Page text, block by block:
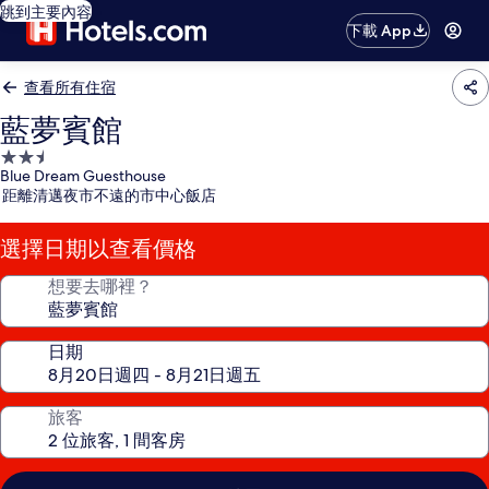
跳到主要內容
下載 App
查看所有住宿
藍夢賓館
2.5
星
級
住
宿
Blue Dream Guesthouse
距離清邁夜市不遠的市中心飯店
選擇日期以查看價格
想要去哪裡？
日期
旅客